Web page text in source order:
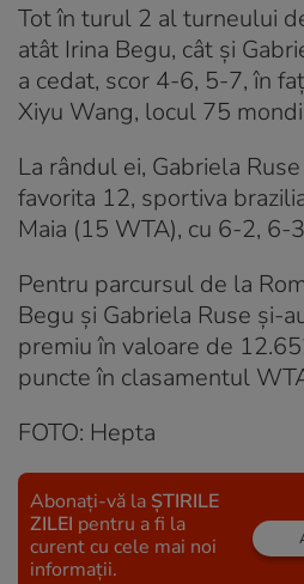
Tot în turul 2 al turneului
atât Irina Begu, cât și
a cedat, scor 4-6, 5-7, în
Xiyu Wang, locul 75
La rândul ei, Gabriela
favorita 12, sportiva
Maia (15 WTA), cu 6-2, 6-
Pentru parcursul de la
Begu și Gabriela Ruse și-
premiu în valoare de
puncte în clasamentul
FOTO: Hepta
Abonați-vă la ȘTIRILE
ZILEI pentru a fi la
curent cu cele mai noi
informații.